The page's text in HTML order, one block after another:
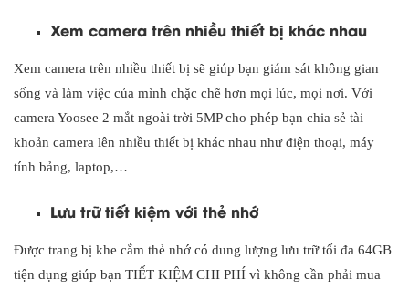
Xem camera trên nhiều thiết bị khác nhau
Xem camera trên nhiều thiết bị sẽ giúp bạn giám sát không gian
sống và làm việc của mình chặc chẽ hơn mọi lúc, mọi nơi. Với
camera Yoosee 2 mắt ngoài trời 5MP cho phép bạn chia sẻ tài
khoản camera lên nhiều thiết bị khác nhau như điện thoại, máy
tính bảng, laptop,…
Lưu trữ tiết kiệm với thẻ nhớ
Được trang bị khe cắm thẻ nhớ có dung lượng lưu trữ tối đa 64GB
tiện dụng giúp bạn TIẾT KIỆM CHI PHÍ vì không cần phải mua